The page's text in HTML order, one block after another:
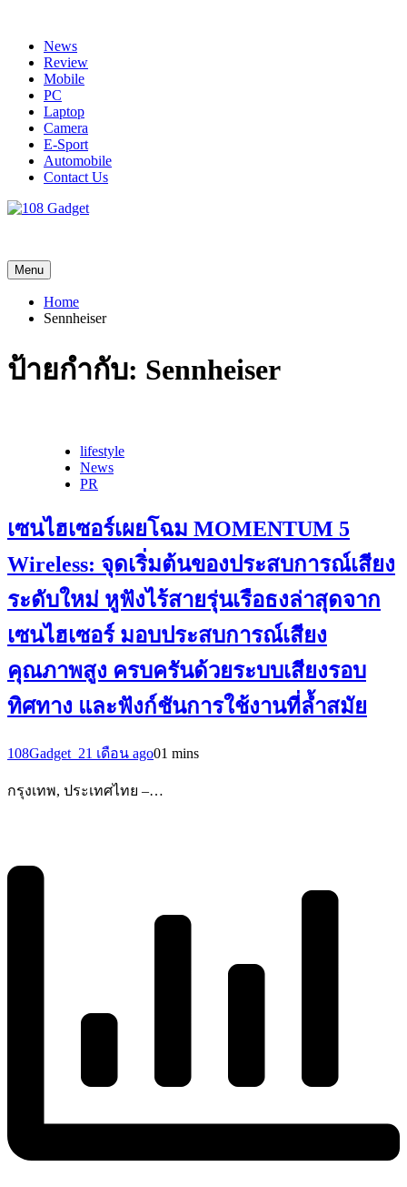
contentNews
Review
Mobile
PC
Laptop
Camera
E-Sport
Automobile
Contact Us
Menu
Home
Sennheiser
ป้ายกำกับ: Sennheiser
lifestyle
News
PR
เซนไฮเซอร์เผยโฉม MOMENTUM 5
Wireless: จุดเริ่มต้นของประสบการณ์เสียง
ระดับใหม่ หูฟังไร้สายรุ่นเรือธงล่าสุดจาก
เซนไฮเซอร์ มอบประสบการณ์เสียง
คุณภาพสูง ครบครันด้วยระบบเสียงรอบ
ทิศทาง และฟังก์ชันการใช้งานที่ล้ำสมัย
108Gadget_21 เดือน ago01 mins
กรุงเทพ, ประเทศไทย –…